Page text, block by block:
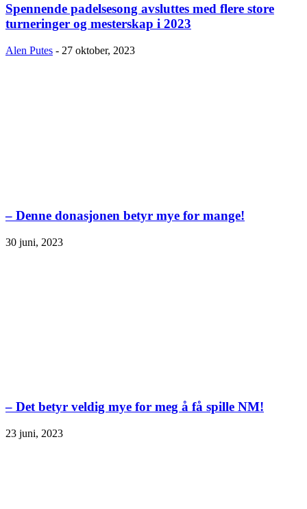
Spennende padelsesong avsluttes med flere store
turneringer og mesterskap i 2023
Alen Putes - 27 oktober, 2023
– Denne donasjonen betyr mye for mange!
30 juni, 2023
– Det betyr veldig mye for meg å få spille NM!
23 juni, 2023